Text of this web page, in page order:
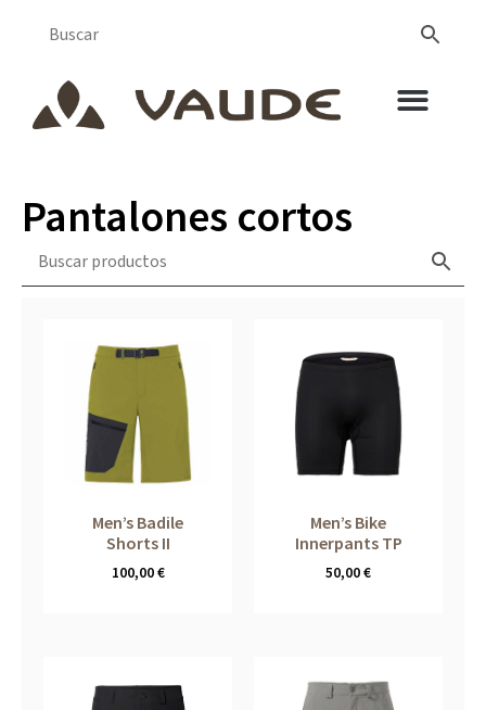
Pantalones cortos
Men’s Badile
Shorts II
100,00€
Men’s Bike
Innerpants TP
50,00€